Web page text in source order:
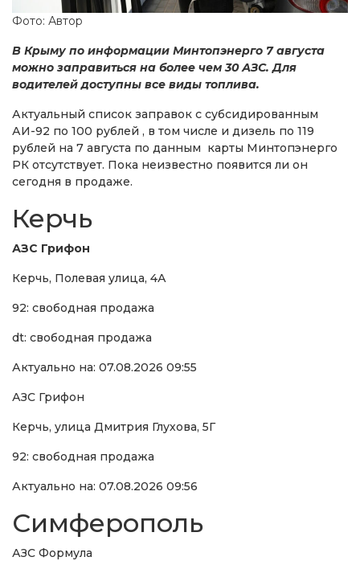
Фото: Автор
В Крыму по информации Минтопэнерго 7 августа
можно заправиться на более чем 30 АЗС. Для
водителей доступны все виды топлива.
Актуальный список заправок с субсидированным
АИ-92 по 100 рублей , в том числе и дизель по 119
рублей на 7 августа по данным карты Минтопэнерго
РК отсутствует. Пока неизвестно появится ли он
сегодня в продаже.
Керчь
АЗС Грифон
Керчь, Полевая улица, 4А
92: свободная продажа
dt: свободная продажа
Актуально на: 07.08.2026 09:55
АЗС Грифон
Керчь, улица Дмитрия Глухова, 5Г
92: свободная продажа
Актуально на: 07.08.2026 09:56
Симферополь
АЗС Формула